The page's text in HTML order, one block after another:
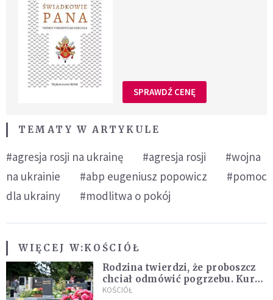
SPRAWDŹ CENĘ
TEMATY W ARTYKULE
#agresja rosji na ukrainę #agresja rosji
#wojna
na ukrainie
#abp eugeniusz popowicz
#pomoc
dla ukrainy
#modlitwa o pokój
WIĘCEJ W:KOŚCIÓŁ
Rodzina twierdzi, że proboszcz
chciał odmówić pogrzebu. Kuria
zapowiada wyjaśnienia
KOŚCIÓŁ